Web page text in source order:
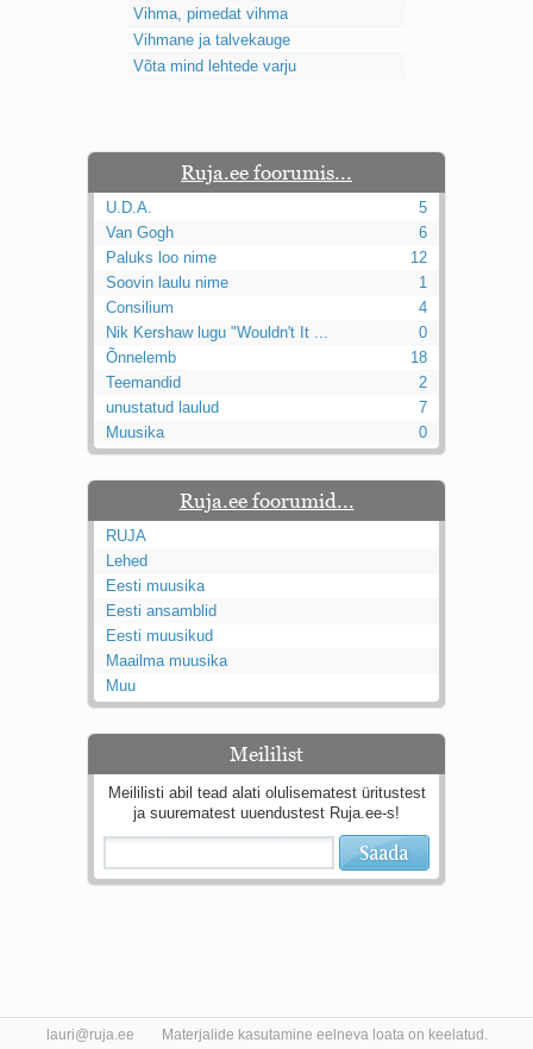
Vihma, pimedat vihma
Vihmane ja talvekauge
Võta mind lehtede varju
Ruja.ee foorumis...
U.D.A.
5
Van Gogh
6
Paluks loo nime
12
Soovin laulu nime
1
Consilium
4
Nik Kershaw lugu "Wouldn't It ...
0
Õnnelemb
18
Teemandid
2
unustatud laulud
7
Muusika
0
Ruja.ee foorumid...
RUJA
Lehed
Eesti muusika
Eesti ansamblid
Eesti muusikud
Maailma muusika
Muu
Meililist
Meililisti abil tead alati olulisematest üritustest
ja suurematest uuendustest Ruja.ee-s!
lauri@ruja.ee Materjalide kasutamine eelneva loata on keelatud.